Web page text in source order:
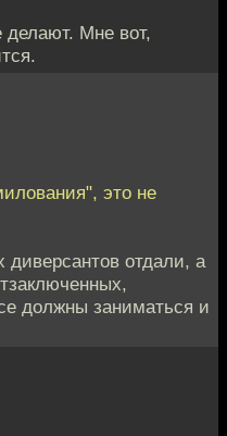
делают. Мне вот,
это не
диверсантов отдали, а
должны заниматься и